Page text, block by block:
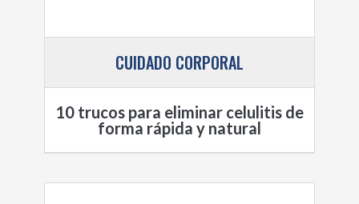
CUIDADO CORPORAL
10 trucos para eliminar celulitis de
forma rápida y natural